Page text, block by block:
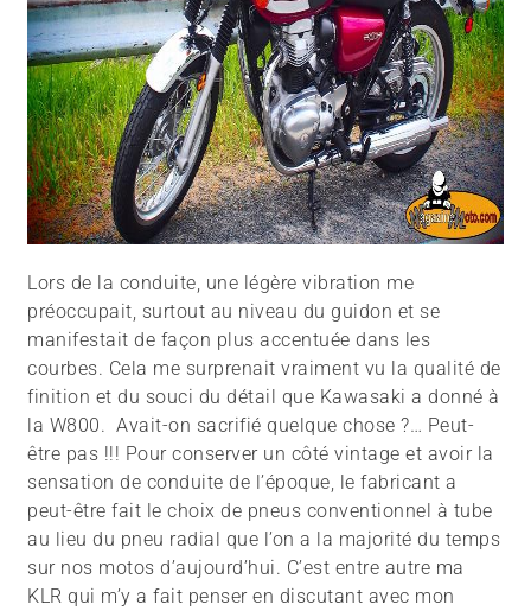
Lors de la conduite, une légère vibration me
préoccupait, surtout au niveau du guidon et se
manifestait de façon plus accentuée dans les
courbes. Cela me surprenait vraiment vu la qualité de
finition et du souci du détail que Kawasaki a donné à
la W800. Avait-on sacrifié quelque chose ?… Peut-
être pas !!! Pour conserver un côté vintage et avoir la
sensation de conduite de l’époque, le fabricant a
peut-être fait le choix de pneus conventionnel à tube
au lieu du pneu radial que l’on a la majorité du temps
sur nos motos d’aujourd’hui. C’est entre autre ma
KLR qui m’y a fait penser en discutant avec mon